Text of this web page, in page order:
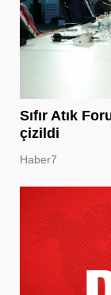
Sıfır Atık
çizildi
Haber7